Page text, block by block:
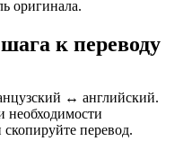
оригинала.
к переводу
↔ английский.
скопируйте перевод.